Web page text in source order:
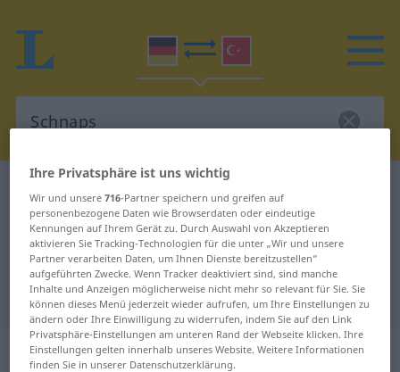
Deutsch-Türkisch Übersetzung für
"Schnaps"
"Schnaps" Türkisch Übersetzung
„Schnaps“: männlich
Ihre Privatsphäre ist uns wichtig
Wir und unsere716-Partner speichern und greifen auf
personenbezogene Daten wie Browserdaten oder eindeutige
Kennungen auf Ihrem Gerät zu. Durch Auswahl von Akzeptieren
aktivieren Sie Tracking-Technologien für die unter „Wir und unsere
Partner verarbeiten Daten, um Ihnen Dienste bereitzustellen“
aufgeführten Zwecke. Wenn Tracker deaktiviert sind, sind manche
Inhalte und Anzeigen möglicherweise nicht mehr so relevant für Sie. Sie
können dieses Menü jederzeit wieder aufrufen, um Ihre Einstellungen zu
ändern oder Ihre Einwilligung zu widerrufen, indem Sie auf den Link
Privatsphäre-Einstellungen am unteren Rand der Webseite klicken. Ihre
Einstellungen gelten innerhalb unseres Website. Weitere Informationen
finden Sie in unserer Datenschutzerklärung.